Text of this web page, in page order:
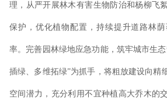
理，从严开展林木有害生物防治和杨柳飞
保护，优化植物配置，持续提升道路林
率。完善园林绿地应急功能，筑牢城市生
插绿、多维拓绿”为抓手，将粗放建设向精
空间潜力，充分利用不宜种植高大乔木的